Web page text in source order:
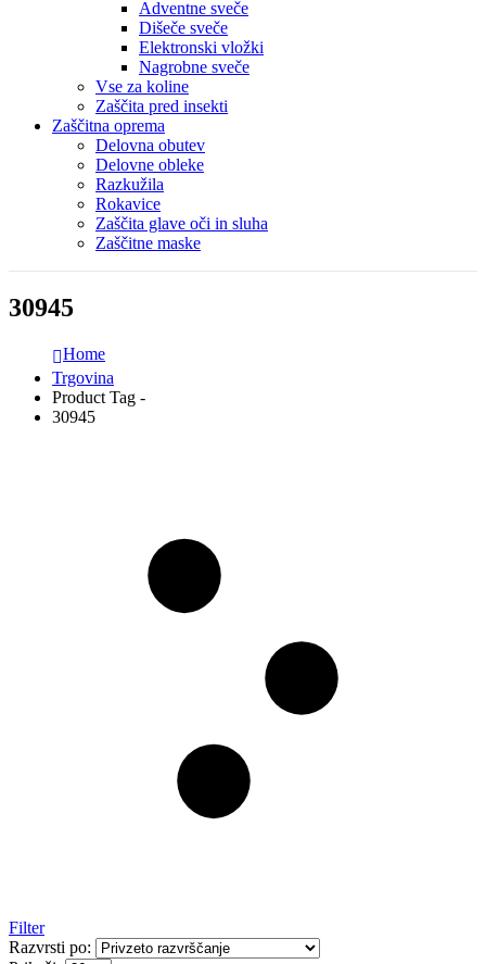
Adventne sveče
Dišeče sveče
Elektronski vložki
Nagrobne sveče
Vse za koline
Zaščita pred insekti
Zaščitna oprema
Delovna obutev
Delovne obleke
Razkužila
Rokavice
Zaščita glave oči in sluha
Zaščitne maske
30945
Home
Trgovina
Product Tag -
30945
Filter
Razvrsti po: